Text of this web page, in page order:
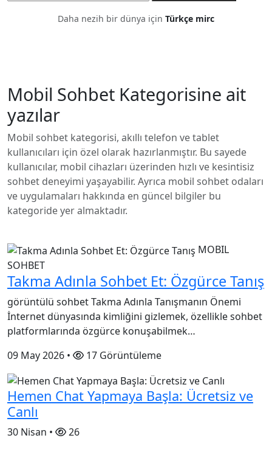
Daha nezih bir dünya için Türkçe mirc
Mobil Sohbet Kategorisine ait
yazılar
Mobil sohbet kategorisi, akıllı telefon ve tablet
kullanıcıları için özel olarak hazırlanmıştır. Bu sayede
kullanıcılar, mobil cihazları üzerinden hızlı ve kesintisiz
sohbet deneyimi yaşayabilir. Ayrıca mobil sohbet odaları
ve uygulamaları hakkında en güncel bilgiler bu
kategoride yer almaktadır.
MOBIL
SOHBET
Takma Adınla Sohbet Et: Özgürce Tanış
görüntülü sohbet Takma Adınla Tanışmanın Önemi
İnternet dünyasında kimliğini gizlemek, özellikle sohbet
platformlarında özgürce konuşabilmek…
09 May 2026 • 17 Görüntüleme
Hemen Chat Yapmaya Başla: Ücretsiz ve
Canlı
30 Nisan • 26